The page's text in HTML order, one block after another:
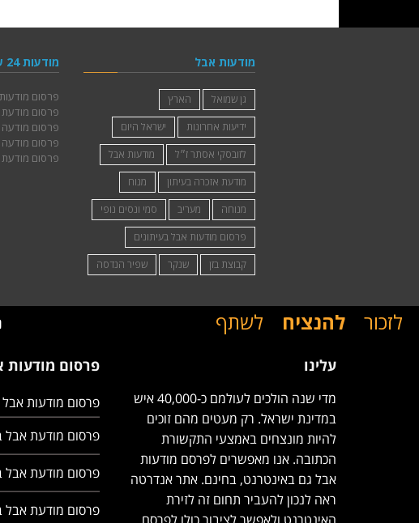
מודעות אבל
גן שמואל
הארץ
ידיעות אחרונות
ישראל היום
לזובסקי אסתר ז״ל
מודעות אבל
מודעת אזכרה בעיתון
מנוח
מנוחה
מעריב
סמי ונסים נופי
פרסום מודעות אבל בעיתונים
קבוצת בזן
שנקר שפיר הנדסה
מודעות 24 שעות
פרסום
פרסום
פרסום
פרסום
פרסום
לזכור להנציח לשתף
עלינו
מדי שנה הולכים לעולמם כ-40,000 איש
במדינת ישראל. רק מעטים מהם זוכים
להיות מונצחים באמצעי התקשורת
הכתובה. אנו מאפשרים לפרסם מודעות
אבל גם באינטרנט, בחינם. אתר אנדרטה
ראה לנכון להעביר תחום זה לזירת
פרסום מודעות
פרסום מודעות
פרסום מודעת אבל
פרסום מודעת אבל
פרסום מודעת